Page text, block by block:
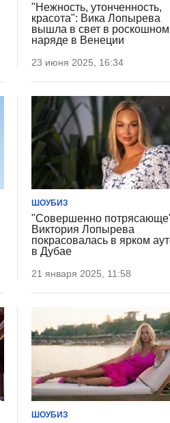
"Нежность, утонченность,
красота": Вика Лопырева
вышла в свет в роскошном
наряде в Венеции
23 июня 2025, 16:34
ШОУБИЗ
"Совершенно
Виктория Лопырева
покрасовалась в ярком
в Дубае
21 января 2025, 11:58
ШОУБИЗ